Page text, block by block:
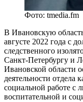
Фото: tmedia.fm
В Ивановскую
августе 2022 года с
следственного
Санкт-Петербургу и
Ивановской области
деятельности отдела
социальной работе с
воспитательной и